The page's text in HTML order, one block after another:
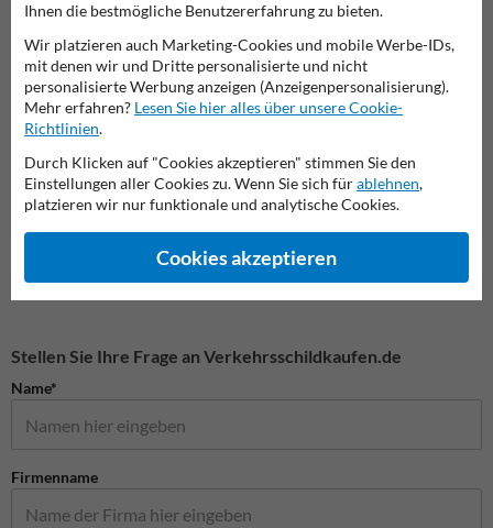
Vorschriftszeichen Vorfahrtsschilder
Verkehrsschilder
Stellen Sie Ihre Frage an Verkehrsschildkaufen.de
Name*
Firmenname
Ihnen die bestmögliche Benutzererfahrung zu bieten.
Wir platzieren auch Marketing-Cookies und mobile Werbe-IDs,
mit denen wir und Dritte personalisierte und nicht
personalisierte Werbung anzeigen (Anzeigenpersonalisierung).
Mehr erfahren? Lesen Sie hier alles über unsere Cookie-
Richtlinien.
Durch Klicken auf "Cookies akzeptieren" stimmen Sie den
Einstellungen aller Cookies zu. Wenn Sie sich fürablehnen,
platzieren wir nur funktionale und analytische Cookies.
Cookies akzeptieren